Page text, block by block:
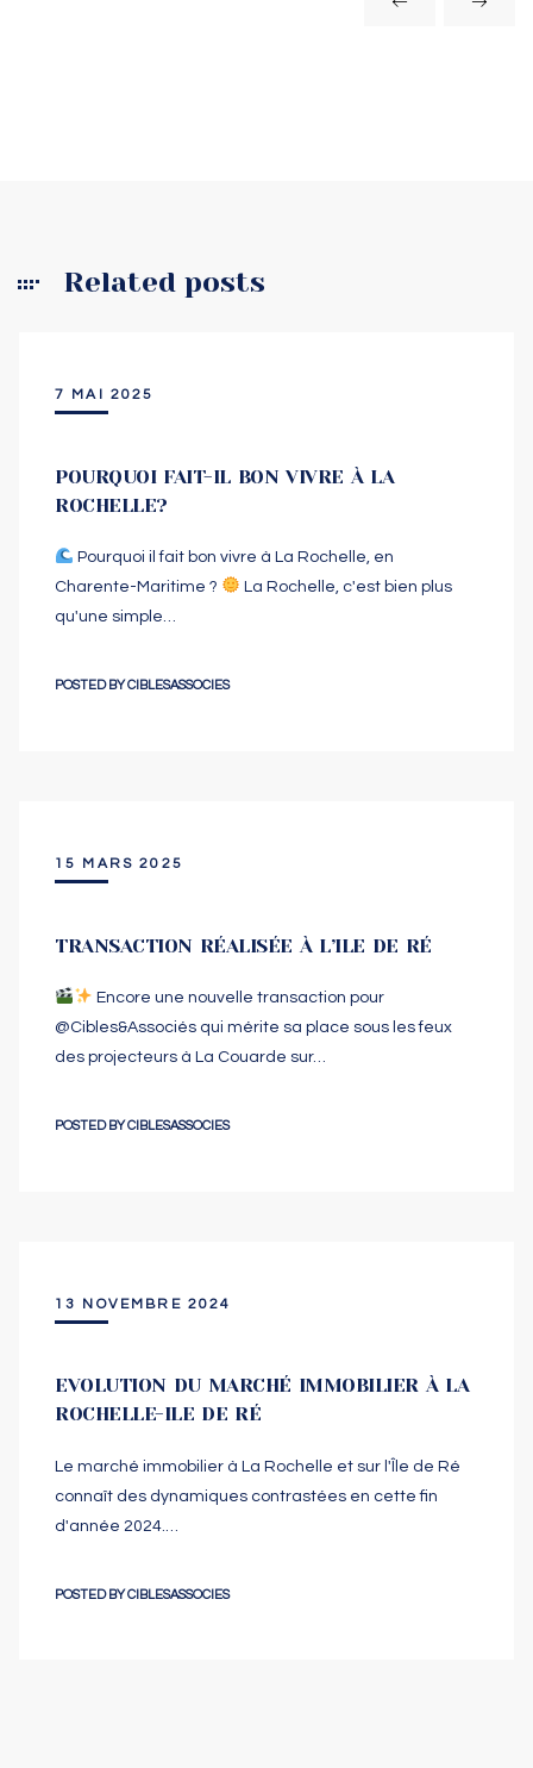
Related posts
7 MAI 2025
POURQUOI FAIT-IL BON VIVRE À LA
ROCHELLE?
Pourquoi il fait bon vivre à La Rochelle, en
Charente-Maritime ?
La Rochelle, c'est bien plus
qu'une simple…
POSTED BYCIBLESASSOCIES
15 MARS 2025
TRANSACTION RÉALISÉE À L’ILE DE RÉ
Encore une nouvelle transaction pour
@‌Cibles&Associés qui mérite sa place sous les feux
des projecteurs à La Couarde sur…
POSTED BYCIBLESASSOCIES
13 NOVEMBRE 2024
EVOLUTION DU MARCHÉ IMMOBILIER À LA
ROCHELLE-ILE DE RÉ
Le marché immobilier à La Rochelle et sur l'Île de Ré
connaît des dynamiques contrastées en cette fin
d'année 2024.…
POSTED BYCIBLESASSOCIES